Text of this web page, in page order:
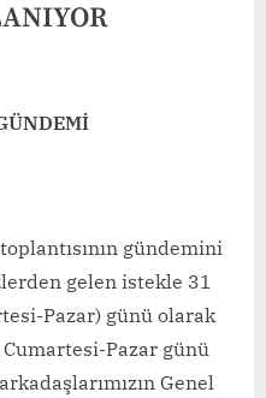
gündemini
gelen istekle 31
Pazar) günü olarak
Cumartesi-Pazar günü
Genel